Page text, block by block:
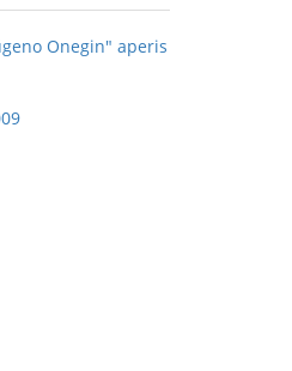
Onegin" aperis